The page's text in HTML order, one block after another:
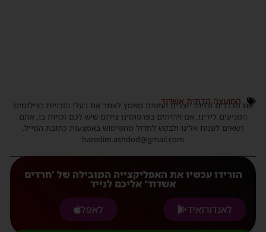
המועצה הדתית אשדוד
אנו מכבדים זכויות יוצרים ועושים מאמץ לאתר את בעלי הזכויות בצילומים
המגיעים לידינו. אם זיהיתים בפרסומינו צילום שיש לכם זכויות בו, אתם
רשאים לפנות אלינו ולבקש לחדול מהשימוש באמצעות כתובת המייל:
haredim.ashdod@gmail.com
הורידו עכשיו את האפליקצייה המובילה של 'חרדים
אשדוד' אליכם לנייד
לאנדורואיד
לאפל